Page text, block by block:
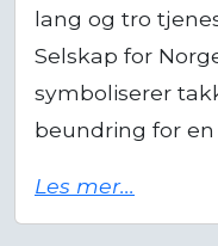
Selskap for
symboliserer
beundring for
Les mer...